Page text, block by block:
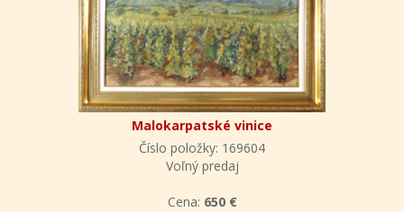
Malokarpatské vinice
Číslo položky: 169604
Voľný predaj
Cena: 650 €